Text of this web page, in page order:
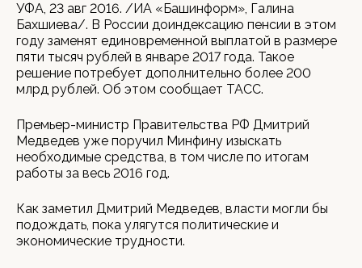
УФА, 23 авг 2016. /ИА «Башинформ», Галина
Бахшиева/. В России доиндексацию пенсии в этом
году заменят единовременной выплатой в размере
пяти тысяч рублей в январе 2017 года. Такое
решение потребует дополнительно более 200
млрд рублей. Об этом сообщает ТАСС.
Премьер-министр Правительства РФ Дмитрий
Медведев уже поручил Минфину изыскать
необходимые средства, в том числе по итогам
работы за весь 2016 год.
Как заметил Дмитрий Медведев, власти могли бы
подождать, пока улягутся политические и
экономические трудности.